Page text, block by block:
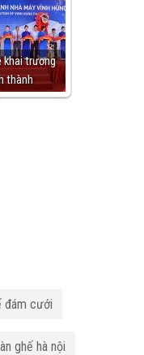
khai trương
thành
đám cưới
ghế hà nội